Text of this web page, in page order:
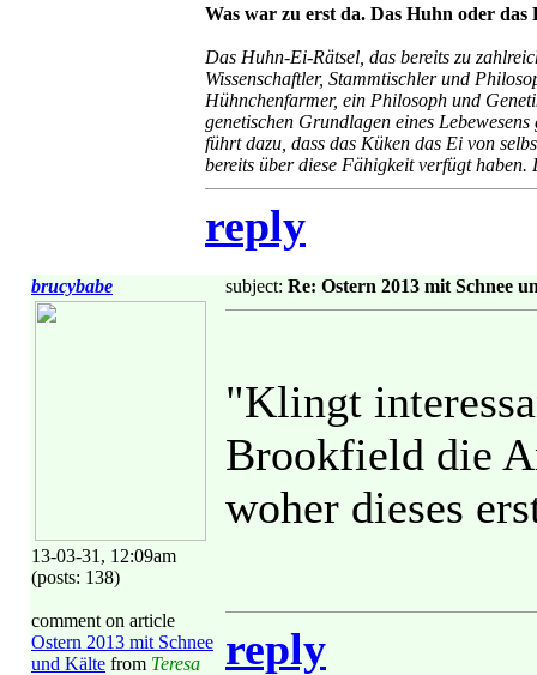
Was war zu erst da. Das Huhn oder das
Das Huhn-Ei-Rätsel, das bereits zu
Wissenschaftler, Stammtischler und
Hühnchenfarmer, ein Philosoph und
genetischen Grundlagen eines
führt dazu, dass das Küken das Ei von
bereits über diese Fähigkeit verfügt
reply
brucybabe
13-03-31, 12:09am
(posts: 138)
comment on article
Ostern 2013 mit Schnee
und Kälte from Teresa
subject: Re: Ostern 2013 mit Schnee
"Klingt
Brookfield die
woher dieses
reply